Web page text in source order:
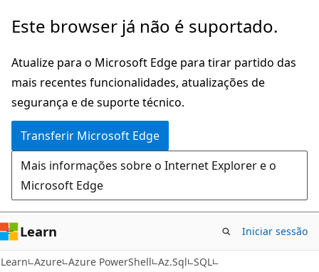
Saltar
o
conteúdo
principal
Saltar
a
navegação
na
página
Este browser já não é suportado.
Atualize para o Microsoft Edge para tirar partido das
mais recentes funcionalidades, atualizações de
segurança e de suporte técnico.
Transferir Microsoft Edge
Mais informações sobre o Internet Explorer e o
Microsoft Edge
Learn Iniciar sessão
Learn Azure Azure PowerShell Az.Sql SQL